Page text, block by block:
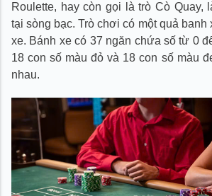
Roulette, hay còn gọi là trò Cò Quay,
tại sòng bạc. Trò chơi có một quả banh
xe. Bánh xe có 37 ngăn chứa số từ 0
18 con số màu đỏ và 18 con số màu
nhau.